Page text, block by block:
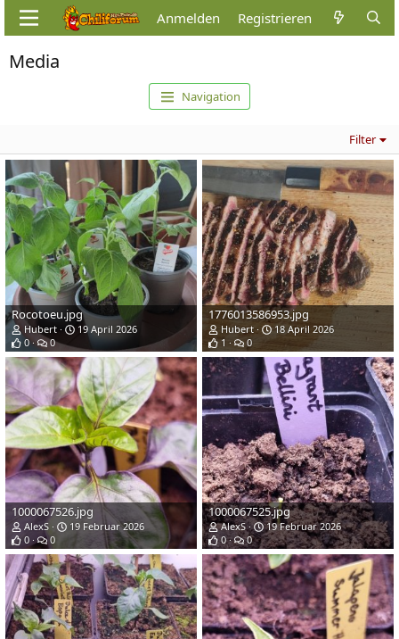
Anmelden Registrieren
Media
Navigation
Filter
Rocotoeu.jpg
Hubert
19 April 2026
0
0
1776013586953.jpg
Hubert
18 April 2026
1
0
1000067526.jpg
AlexS
19 Februar 2026
0
0
1000067525.jpg
AlexS
19 Februar 2026
0
0